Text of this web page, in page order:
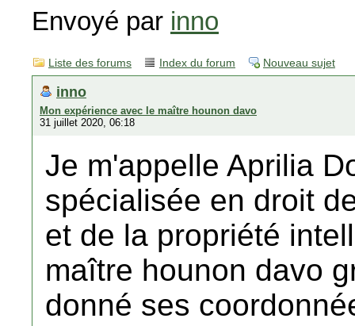
Envoyé par inno
Liste des forums Index du forum Nouveau sujet
inno
Mon expérience avec le maître hounon davo
31 juillet 2020, 06:18
Je m'appelle Aprilia
spécialisée en droit
et de la propriété
maître hounon davo
donné ses